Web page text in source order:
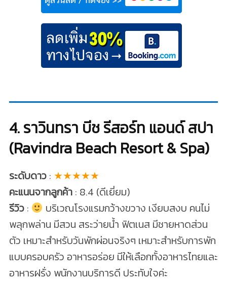
4. ราวินทรา บีช รีสอร์ท แอนด์ สปา
(Ravindra Beach Resort & Spa)
ระดับดาว: ★★★★★
คะแนนจากลูกค้า : 8.4 (ดีเยี่ยม)
รีวิว:
บริเวณโรงแรมกว้างขวาง เงียบสงบ คนไม่
พลุกพล่าน มีสวน สระว่ายน้ำ ฟิตเนส มีชายหาดส่วน
ตัว เหมาะสำหรับวันพักผ่อนจริงๆ เหมาะสำหรับการพัก
แบบครอบครัว อาหารอร่อย มีให้เลือกทั้งอาหารไทยและ
อาหารฝรั่ง พนักงานบริการดี ประทับใจค่ะ